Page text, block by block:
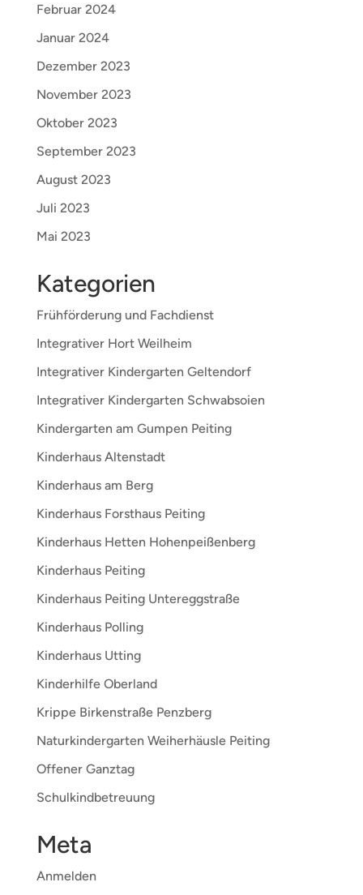
Februar 2024
Januar 2024
Dezember 2023
November 2023
Oktober 2023
September 2023
August 2023
Juli 2023
Mai 2023
Kategorien
Frühförderung und Fachdienst
Integrativer Hort Weilheim
Integrativer Kindergarten Geltendorf
Integrativer Kindergarten Schwabsoien
Kindergarten am Gumpen Peiting
Kinderhaus Altenstadt
Kinderhaus am Berg
Kinderhaus Forsthaus Peiting
Kinderhaus Hetten Hohenpeißenberg
Kinderhaus Peiting
Kinderhaus Peiting Untereggstraße
Kinderhaus Polling
Kinderhaus Utting
Kinderhilfe Oberland
Krippe Birkenstraße Penzberg
Naturkindergarten Weiherhäusle Peiting
Offener Ganztag
Schulkindbetreuung
Meta
Anmelden